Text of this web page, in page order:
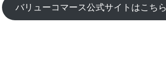
バリューコマース公式サイトはこちら